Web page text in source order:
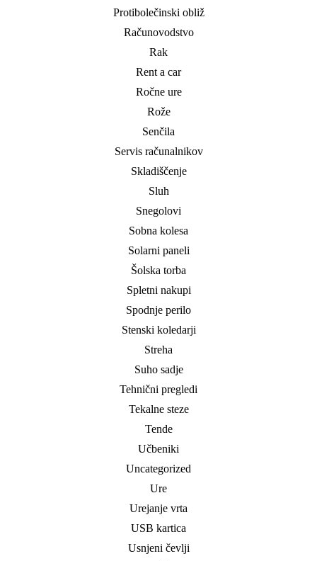
Protibolečinski obliž
Računovodstvo
Rak
Rent a car
Ročne ure
Rože
Senčila
Servis računalnikov
Skladiščenje
Sluh
Snegolovi
Sobna kolesa
Solarni paneli
Šolska torba
Spletni nakupi
Spodnje perilo
Stenski koledarji
Streha
Suho sadje
Tehnični pregledi
Tekalne steze
Tende
Učbeniki
Uncategorized
Ure
Urejanje vrta
USB kartica
Usnjeni čevlji